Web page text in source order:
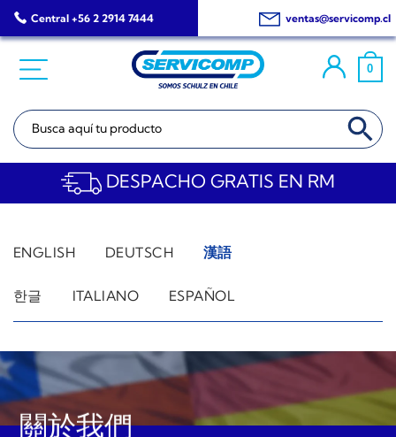
Saltar
al
Central +56 2 2914 7444 ventas@servicomp.cl
0
Buscar: BOTÓN DE
DESPACHO GRATIS EN RM
ENGLISH DEUTSCH 漢語
한글 ITALIANO ESPAÑOL
關於我們